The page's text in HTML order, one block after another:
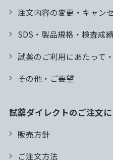
注文内容の変更・キャン
SDS・製品規格・検査成
試薬のご利用にあたって
その他・ご要望
試薬ダイレクトのご注文
販売方針
ご注文方法